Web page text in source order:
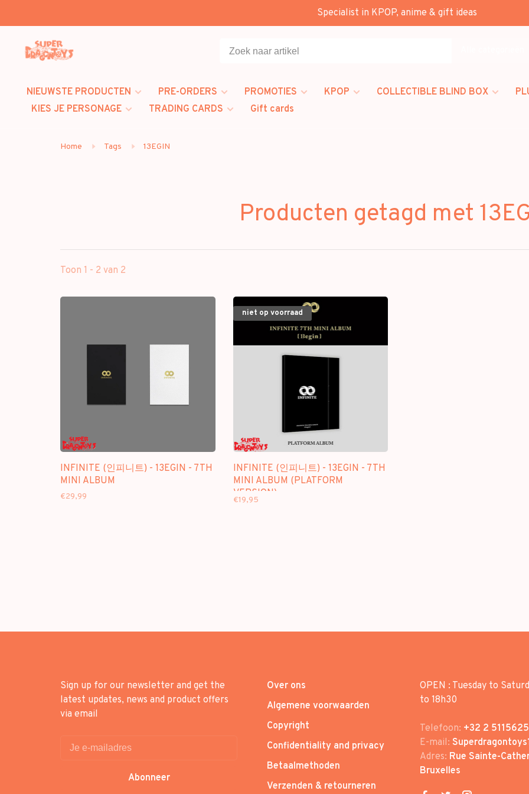
Specialist in KPOP, anime & gift ideas
NIEUWSTE PRODUCTEN PRE-ORDERS PROMOTIES KPOP COLLECTIBLE BLIND BOX
KIES JE PERSONAGE
TRADING CARDS Gift cards
Home Tags 13EGIN
Producten getagd met
Toon 1 - 2 van 2
INFINITE (인피니트) - 13EGIN - 7TH
MINI ALBUM
€29,99
niet op voorraad
INFINITE (인피니트) - 13EGIN - 7TH
MINI ALBUM (PLATFORM
VERSION)
€19,95
Sign up for our newsletter and get the
latest updates, news and product offers
via email
Abonneer
Over ons
Algemene voorwaarden
Copyright
Confidentiality and privacy
Betaalmethoden
Verzenden & retourneren
OPEN : Tuesday to
to 18h30
Telefoon: +32 2 5115625
E-mail:
Adres: Rue Sainte-
Bruxelles